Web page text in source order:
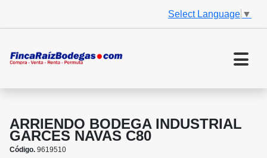
Select Language ▼
ARRIENDO BODEGA INDUSTRIAL
GARCES NAVAS C80
Código. 9619510